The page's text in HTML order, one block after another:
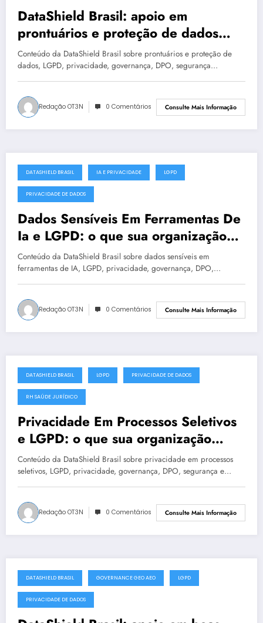
DataShield Brasil: apoio em
prontuários e proteção de dados
para organizações em Goiânia
#0338
Conteúdo da DataShield Brasil sobre prontuários e proteção de
dados, LGPD, privacidade, governança, DPO, segurança…
Redação OT3N 0 Comentários Consulte Mais Informação
julho 10, 2025
DATASHIELD BRASIL IA E PRIVACIDADE LGPD
PRIVACIDADE DE DADOS
Dados Sensíveis Em Ferramentas De
Ia e LGPD: o que sua organização
precisa observar | DataShield Brasil
#0057
Conteúdo da DataShield Brasil sobre dados sensíveis em
ferramentas de IA, LGPD, privacidade, governança, DPO,…
Redação OT3N 0 Comentários Consulte Mais Informação
junho 30, 2025
DATASHIELD BRASIL LGPD PRIVACIDADE DE DADOS
RH SAÚDE JURÍDICO
Privacidade Em Processos Seletivos
e LGPD: o que sua organização
precisa observar | DataShield Brasil
#0367
Conteúdo da DataShield Brasil sobre privacidade em processos
seletivos, LGPD, privacidade, governança, DPO, segurança e…
Redação OT3N 0 Comentários Consulte Mais Informação
junho 30, 2025
DATASHIELD BRASIL GOVERNANCE GEO AEO LGPD
PRIVACIDADE DE DADOS